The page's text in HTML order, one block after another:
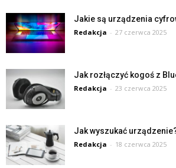
Jakie są urządzenia
Redakcja - 27 czerwca 2025
Jak rozłączyć kogoś z
Redakcja - 23 czerwca 2025
Jak wyszukać
Redakcja - 18 czerwca 2025